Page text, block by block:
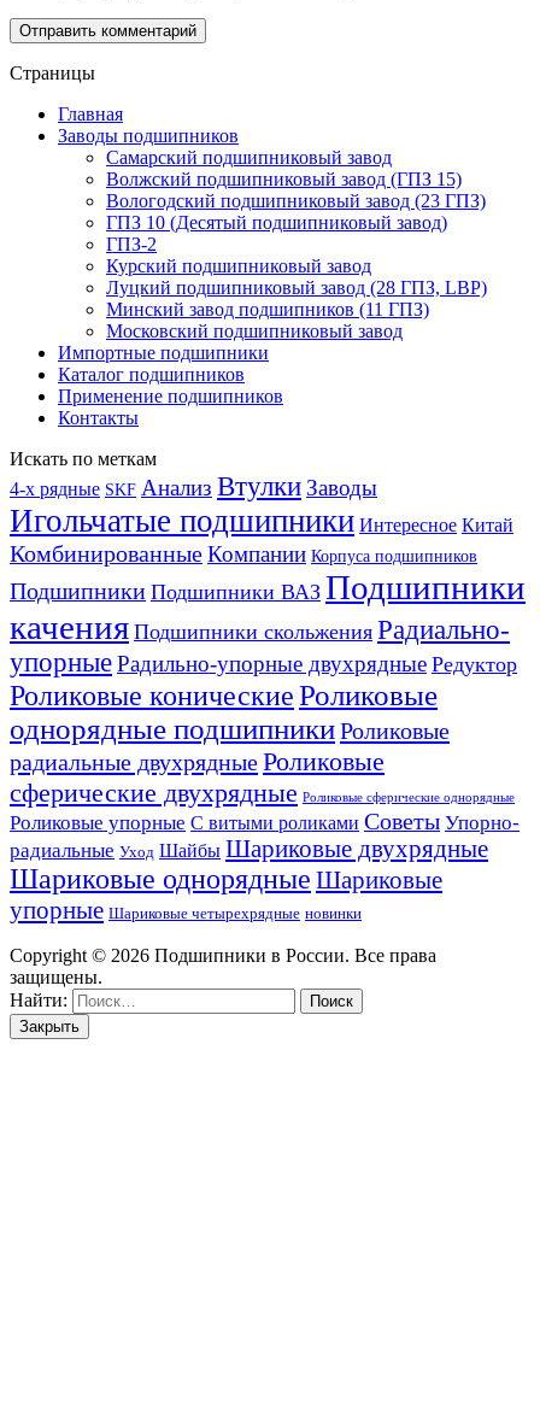
Отправить комментарий
Страницы
Главная
Заводы подшипников
Cамарский подшипниковый завод
Волжский подшипниковый завод (ГПЗ 15)
Вологодский подшипниковый завод (23 ГПЗ)
ГПЗ 10 (Десятый подшипниковый завод)
ГПЗ-2
Курский подшипниковый завод
Луцкий подшипниковый завод (28 ГПЗ, LBP)
Минский завод подшипников (11 ГПЗ)
Московский подшипниковый завод
Импортные подшипники
Каталог подшипников
Применение подшипников
Контакты
Искать по меткам
4-х рядные SKF Анализ Втулки Заводы
Игольчатые подшипники Интересное Китай
КомбинированныеКомпании Корпуса подшипников
Подшипники Подшипники ВАЗ Подшипники
качения Подшипники скольжения Радиально-
упорныеРадильно-упорные двухрядные Редуктор
Роликовые коническиеРоликовые
однорядные подшипникиРоликовые
радиальные двухрядныеРоликовые
сферические двухрядные Роликовые сферические однорядные
Роликовые упорные С витыми роликами Советы Упорно-
радиальные Уход Шайбы Шариковые двухрядные
Шариковые однорядные Шариковые
упорные Шариковые четырехрядные новинки
Copyright © 2026 Подшипники в России. Все права
защищены.
Найти:
Закрыть